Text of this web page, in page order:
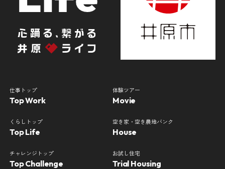
仕事トップ
Top Work
くらしトップ
Top Life
チャレンジトップ
Top Challenge
体験ツアー
Movie
空き家・空き農地バンク
House
お試し住宅
Trial Housing